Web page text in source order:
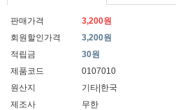
판매가격
3,200원
회원할인가격
3,200원
적립금
30원
제품코드
0107010
원산지
기타|한국
제조사
무한